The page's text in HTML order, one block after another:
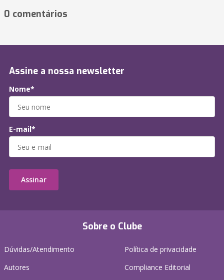
0 comentários
Sobre o Clube
Dúvidas/Atendimento
Autores
Política de privacidade
Compliance Editorial
Assine a nossa newsletter
Nome*
E-mail*
Assinar